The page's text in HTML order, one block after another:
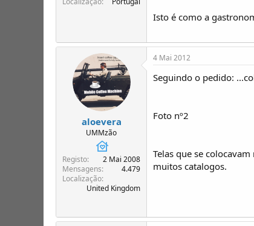
Isto é como a
aloevera
UMMzão
Registo
2 Mai 2008
Mensagens
4.479
Localização
United Kingdom
4 Mai 2012
Seguindo o pedido:
Foto nº2
Telas que se
muitos catalogos.